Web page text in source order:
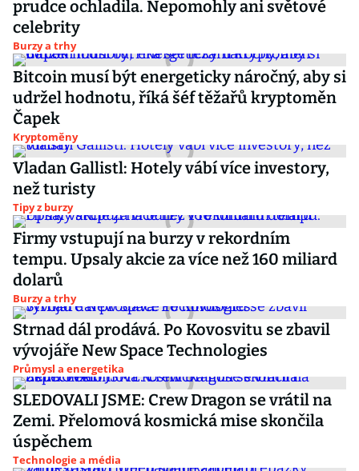
prudce ochladila. Nepomohly ani světové
celebrity
Burzy a trhy
Bitcoin musí být energeticky náročný, aby si
udržel hodnotu, říká šéf těžařů kryptoměn
Čapek
Kryptoměny
Vladan Gallistl: Hotely vábí více investory,
než turisty
Tipy z burzy
Firmy vstupují na burzy v rekordním
tempu. Upsaly akcie za více než 160 miliard
dolarů
Burzy a trhy
Strnad dál prodává. Po Kovosvitu se zbavil
vývojáře New Space Technologies
Průmysl a energetika
SLEDOVALI JSME: Crew Dragon se vrátil na
Zemi. Přelomová kosmická mise skončila
úspěchem
Technologie a média